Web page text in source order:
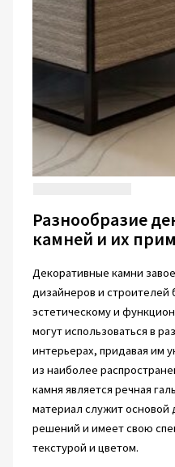
Разнообразие
камней и их
Декоративные камни
дизайнеров и строителей
эстетическому и
могут использоваться в
интерьерах, придавая им
из наиболее
камня является речная
материал служит основой
решений и имеет свою
текстурой и цветом.